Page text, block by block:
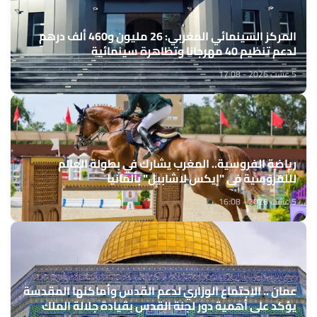
المركز السينمائي المغربي: 26 مليون و460 ألف درهم
لدعم تنظيم 40 مهرجانا وتظاهرة سينمائية
5 غشت 2026 - 17:08
رياضة الفروسية.. المغرب يشارك في بطولة العالم
لللفروسية في "إيكس لاشابيل" بألمانيا
5 غشت 2026 - 16:08
عمان .. الاجتماع الوزاري لدعم القدس وأماكنها المقدسة
يؤكد على أهمية دور لجنة القدس بقيادة جلالة الملك